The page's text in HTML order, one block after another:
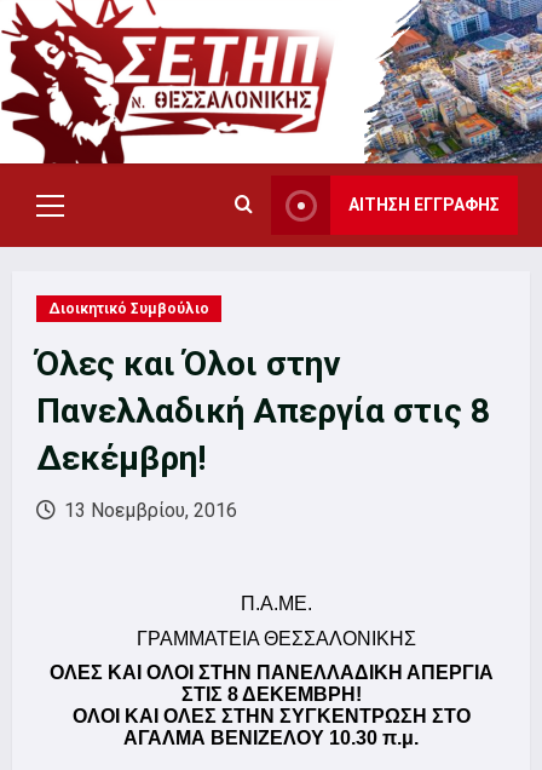
Skip
to
content
Primary
Menu
ΑΙΤΗΣΗ ΕΓΓΡΑΦΗΣ
Διοικητικό Συμβούλιο
Όλες και Όλοι στην
Πανελλαδική Απεργία στις 8
Δεκέμβρη!
13 Νοεμβρίου, 2016
Π.Α.ΜΕ.
ΓΡΑΜΜΑΤΕΙΑ ΘΕΣΣΑΛΟΝΙΚΗΣ
ΟΛΕΣ ΚΑΙ ΟΛΟΙ ΣΤΗΝ ΠΑΝΕΛΛΑΔΙΚΗ ΑΠΕΡΓΙΑ
ΣΤΙΣ 8 ΔΕΚΕΜΒΡΗ!
ΟΛΟΙ ΚΑΙ ΟΛΕΣ ΣΤΗΝ ΣΥΓΚΕΝΤΡΩΣΗ ΣΤΟ
ΑΓΑΛΜΑ ΒΕΝΙΖΕΛΟΥ 10.30 π.μ.